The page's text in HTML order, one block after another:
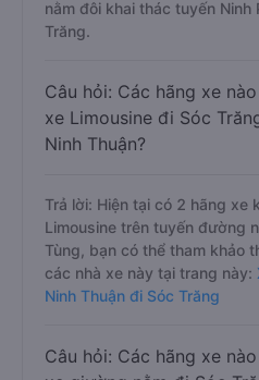
nằm đôi khai thác tuyến Ninh
Trăng.
Câu hỏi: Các hãng xe
xe Limousine đi Sóc
Ninh Thuận?
Trả lời: Hiện tại có 2 hãng xe
Limousine trên tuyến đường
Tùng, bạn có thể tham khảo
các nhà xe này tại trang này:
Ninh Thuận đi Sóc Trăng
Câu hỏi: Các hãng xe